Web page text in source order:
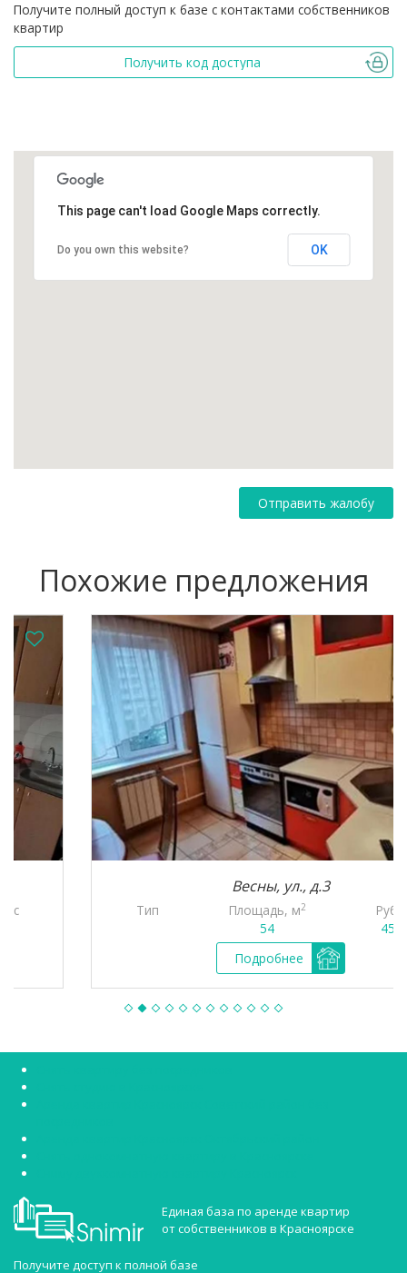
Получите полный доступ к базе с контактами собственников
квартир
Получить код доступа
This page can't load Google Maps correctly.
Do you own this website? OK
Отправить жалобу
Похожие предложения
Весны, ул., д.3
Площадь, м2
Подробнее
Единая база по аренде квартир
от собственников в Красноярске
Получите доступ к полной базе